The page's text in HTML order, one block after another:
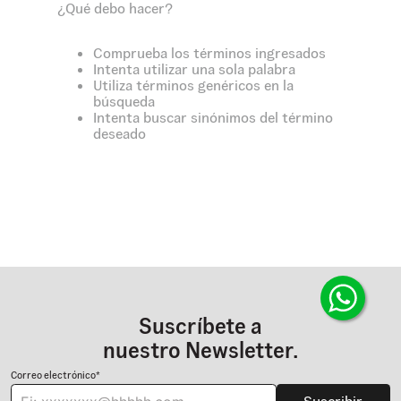
¿Qué debo hacer?
Comprueba los términos ingresados
Intenta utilizar una sola palabra
Utiliza términos genéricos en la
búsqueda
Intenta buscar sinónimos del término
deseado
Suscríbete a
nuestro Newsletter.
Correo electrónico*